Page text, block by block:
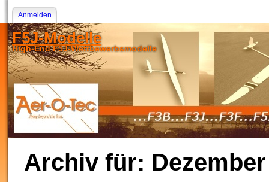
Anmelden
F5J-Modelle
High-End F5J-Wettbewerbsmodelle
Archiv für: Dezember